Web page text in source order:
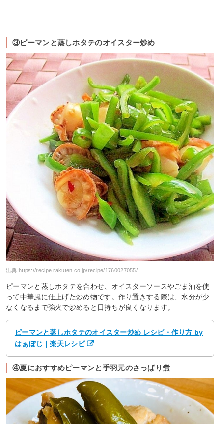
③ピーマンと蒸しホタテのオイスター炒め
出典:https://recipe.rakuten.co.jp/recipe/1760027055/
ピーマンと蒸しホタテを合わせ、オイスターソースやごま油を使
って中華風に仕上げた炒め物です。作り置きする際は、水分が少
なくなるまで強火で炒めると日持ちが良くなります。
ピーマンと蒸しホタテのオイスター炒め レシピ・作り方 by
はぁぽじ｜楽天レシピ
④夏におすすめピーマンと手羽元のさっぱり煮